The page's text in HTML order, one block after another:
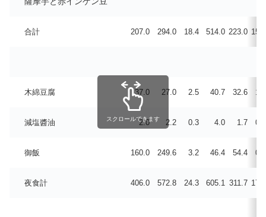
合計 207.0 294.0 18.4 514.0 223.0 15.4
木綿豆腐 37.0 27.0 2.5 40.7 32.6 1.7
減塩醬油 2.0 2.2 0.3 4.0 1.7 0.0
御飯 160.0 249.6 3.2 46.4 54.4 0.3
夜食計 406.0 572.8 24.3 605.1 311.7 17.4
スクロールできます